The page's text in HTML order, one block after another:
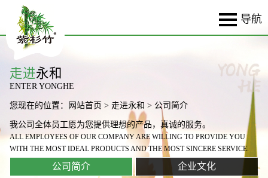
走进永和
ENTER YONGHE
您现在的位置： 网站首页 > 走进永和 > 公司简介
我公司全体员工愿为您提供理想的产品，真诚的服务。
ALL EMPLOYEES OF OUR COMPANY ARE WILLING TO PROVIDE YOU
WITH THE MOST IDEAL PRODUCTS AND THE MOST SINCERE SERVICE.
公司简介 企业文化